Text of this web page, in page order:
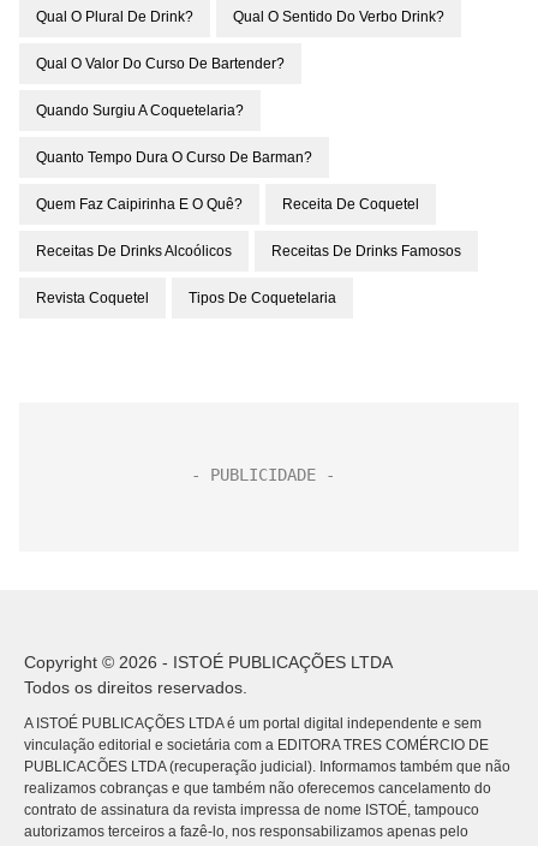
Qual O Plural De Drink? Qual O Sentido Do Verbo Drink?
Qual O Valor Do Curso De Bartender?
Quando Surgiu A Coquetelaria?
Quanto Tempo Dura O Curso De Barman?
Quem Faz Caipirinha E O Quê? Receita De Coquetel
Receitas De Drinks Alcoólicos Receitas De Drinks Famosos
Revista Coquetel Tipos De Coquetelaria
Copyright © 2026 - ISTOÉ PUBLICAÇÕES LTDA
Todos os direitos reservados.
A ISTOÉ PUBLICAÇÕES LTDA é um portal digital independente e sem
vinculação editorial e societária com a EDITORA TRES COMÉRCIO DE
PUBLICACÕES LTDA (recuperação judicial). Informamos também que não
realizamos cobranças e que também não oferecemos cancelamento do
contrato de assinatura da revista impressa de nome ISTOÉ, tampouco
autorizamos terceiros a fazê-lo, nos responsabilizamos apenas pelo